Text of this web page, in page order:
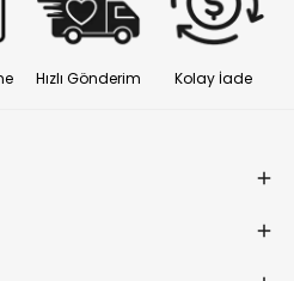
Hızlı Gönderim Kolay İade